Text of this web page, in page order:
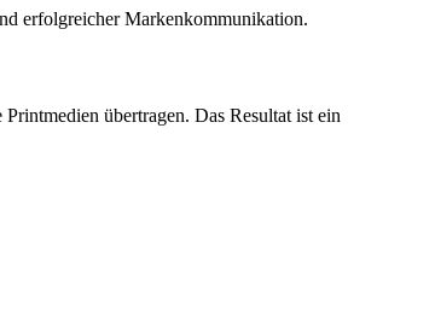
erfolgreicher Markenkommunikation.
übertragen. Das Resultat ist ein